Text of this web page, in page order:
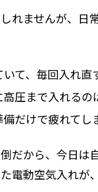
れませんが、
て、毎回入れ直
圧まで入れるの
だけで疲れてし
だから、今日
電動空気入れが